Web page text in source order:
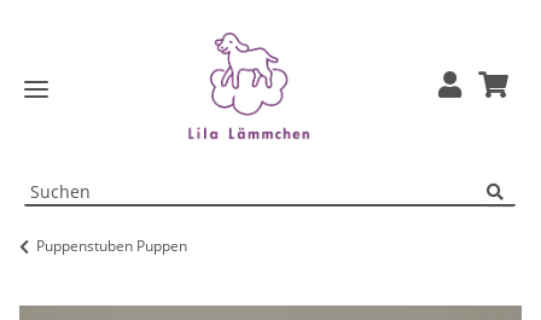
Puppenstuben Puppen